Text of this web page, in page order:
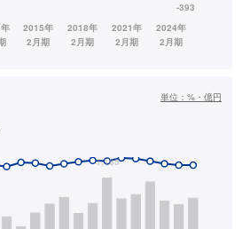
単位： %・億円